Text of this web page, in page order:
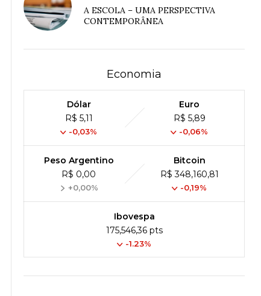
A ESCOLA – UMA PERSPECTIVA
CONTEMPORÂNEA
Economia
Dólar
R$ 5,11
-0,03%
Euro
R$ 5,89
-0,06%
Peso Argentino
R$ 0,00
+0,00%
Bitcoin
R$ 348,160,81
-0,19%
Ibovespa
175,546,36 pts
-1.23%